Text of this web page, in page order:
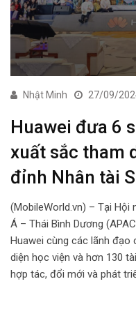
Nhật Minh 27/09/
Huawei đưa 6
xuất sắc tham
đỉnh Nhân tài
(MobileWorld.vn) – Tại Hội
Á – Thái Bình Dương
Huawei cùng các lãnh đạo
diện học viện và hơn 130
hợp tác, đổi mới và phát